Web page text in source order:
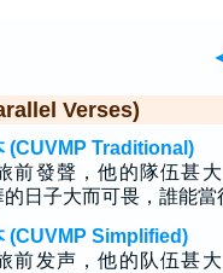
Verses)
(CUVMP Traditional)
前發聲，他的隊伍甚
日子大而可畏，誰能當
(CUVMP Simplified)
前发声，他的队伍甚